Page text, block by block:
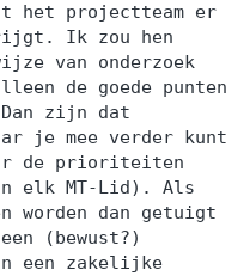
het projectteam er
Ik zou hen
van onderzoek
de goede punten
zijn dat
je mee verder kunt
de prioriteiten
elk MT-Lid). Als
worden dan getuigt
(bewust?)
een zakelijke